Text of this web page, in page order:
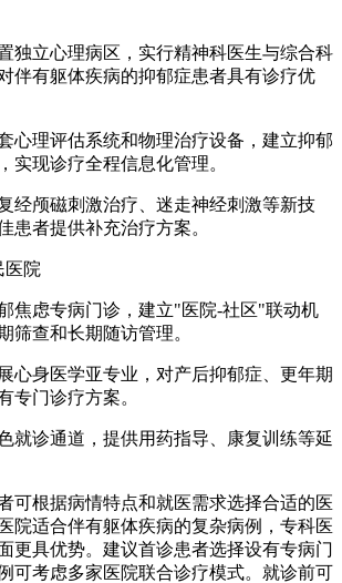
独立心理病区，实行精神科医生与综合科
伴有躯体疾病的抑郁症患者具有诊疗优
心理评估系统和物理治疗设备，建立抑郁
实现诊疗全程信息化管理。
经颅磁刺激治疗、迷走神经刺激等新技
患者提供补充治疗方案。
医院
焦虑专病门诊，建立"医院-社区"联动机
筛查和长期随访管理。
心身医学亚专业，对产后抑郁症、更年期
专门诊疗方案。
就诊通道，提供用药指导、康复训练等延
可根据病情特点和就医需求选择合适的医
院适合伴有躯体疾病的复杂病例，专科医
更具优势。建议首诊患者选择设有专病门
可考虑多家医院联合诊疗模式。就诊前可